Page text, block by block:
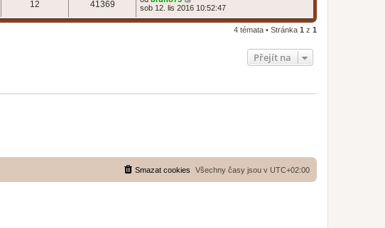
12 41369
sob 12. lis 2016 10:52:47
4 témata • Stránka 1 z 1
Přejít na
Všechny časy jsou v UTC+02:00
Smazat cookies